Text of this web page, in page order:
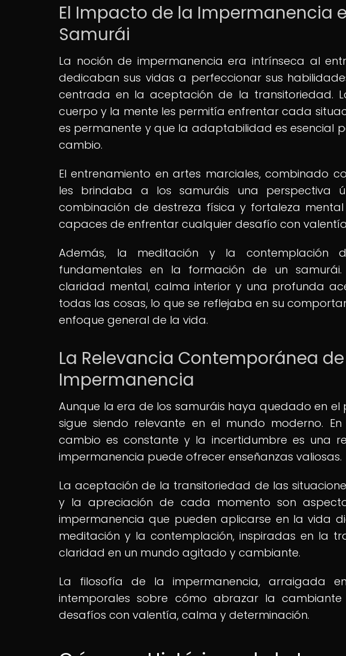
El Impacto de la Impermanencia
Samurái
La noción de impermanencia era intrínseca al
dedicaban sus vidas a perfeccionar sus
centrada en la aceptación de la transitoriedad.
cuerpo y la mente les permitía enfrentar cada
es permanente y que la adaptabilidad es esencial
cambio.
El entrenamiento en artes marciales, combinado
les brindaba a los samuráis una perspectiva
combinación de destreza física y fortaleza
capaces de enfrentar cualquier desafío con
Además, la meditación y la contemplación
fundamentales en la formación de un
claridad mental, calma interior y una profunda
todas las cosas, lo que se reflejaba en su
enfoque general de la vida.
La Relevancia Contemporánea
Impermanencia
Aunque la era de los samuráis haya quedado en
sigue siendo relevante en el mundo moderno.
cambio es constante y la incertidumbre es una
impermanencia puede ofrecer enseñanzas valiosas.
La aceptación de la transitoriedad de las
y la apreciación de cada momento son
impermanencia que pueden aplicarse en la vida
meditación y la contemplación, inspiradas en la
claridad en un mundo agitado y cambiante.
La filosofía de la impermanencia, arraigada
intemporales sobre cómo abrazar la
desafíos con valentía, calma y determinación.